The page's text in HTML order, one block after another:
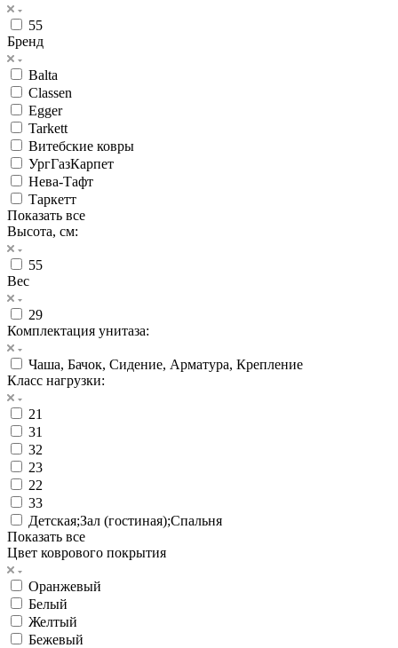
55
Бренд
Balta
Classen
Egger
Tarkett
Витебские ковры
УргГазКарпет
Нева-Тафт
Таркетт
Показать все
Высота, см:
55
Вес
29
Комплектация унитаза:
Чаша, Бачок, Сидение, Арматура, Крепление
Класс нагрузки:
21
31
32
23
22
33
Детская;Зал (гостиная);Спальня
Показать все
Цвет коврового покрытия
Оранжевый
Белый
Желтый
Бежевый